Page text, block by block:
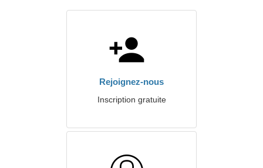
Rejoignez-nous
Inscription gratuite